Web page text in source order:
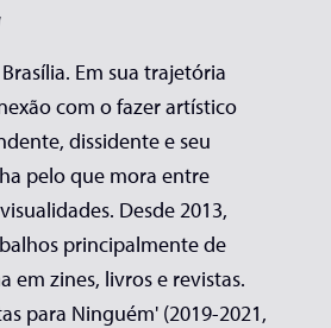
Em sua trajetória
com o fazer artístico
dissidente e seu
pelo que mora entre
Desde 2013,
principalmente de
em zines, livros e revistas.
para Ninguém' (2019-2021,